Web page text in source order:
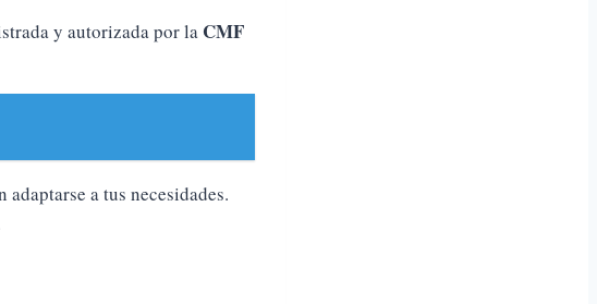
y autorizada por la CMF
a tus necesidades.